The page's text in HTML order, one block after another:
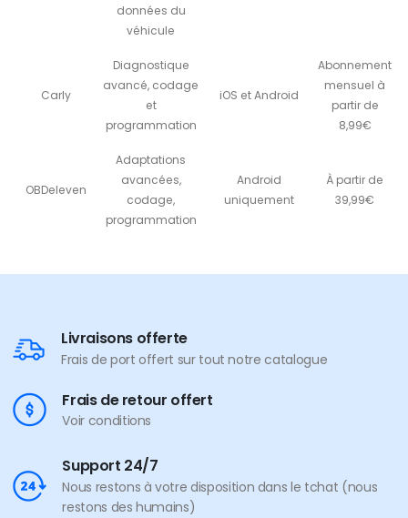
données du
véhicule
Carly
Diagnostique
avancé, codage
et
programmation
iOS et Android
Abonnement
mensuel à
partir de
8,99€
OBDeleven
Adaptations
avancées,
codage,
programmation
Android
uniquement
À partir de
39,99€
Livraisons offerte
Frais de port offert sur tout notre catalogue
Frais de retour offert
Voir conditions
Support 24/7
Nous restons à votre disposition dans le tchat (nous
restons des humains)